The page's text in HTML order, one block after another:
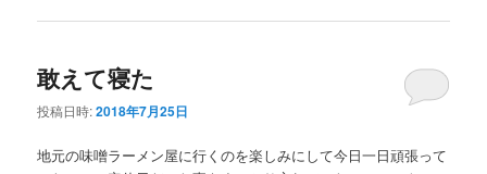
敢えて寝た
投稿日時:2018年7月25日
地元の味噌ラーメン屋に行くのを楽しみにして今日一日頑張って